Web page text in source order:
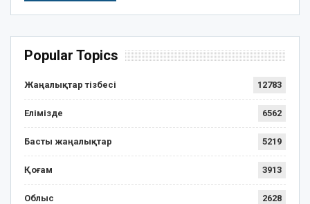
Popular Topics
Жаңалықтар тізбесі 12783
Елімізде 6562
Басты жаңалықтар 5219
Қоғам 3913
Облыс 2628